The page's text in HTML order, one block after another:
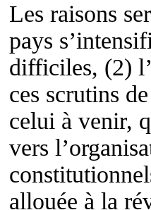
Les raisons
pays
difficiles, (2)
ces scrutins
celui à venir,
vers
allouée à la